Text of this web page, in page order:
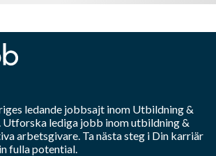
ledande jobbsajt inom Utbildning &
Utforska lediga jobb inomutbildning &
arbetsgivare. Ta nästa steg i Din karriär
fulla potential.